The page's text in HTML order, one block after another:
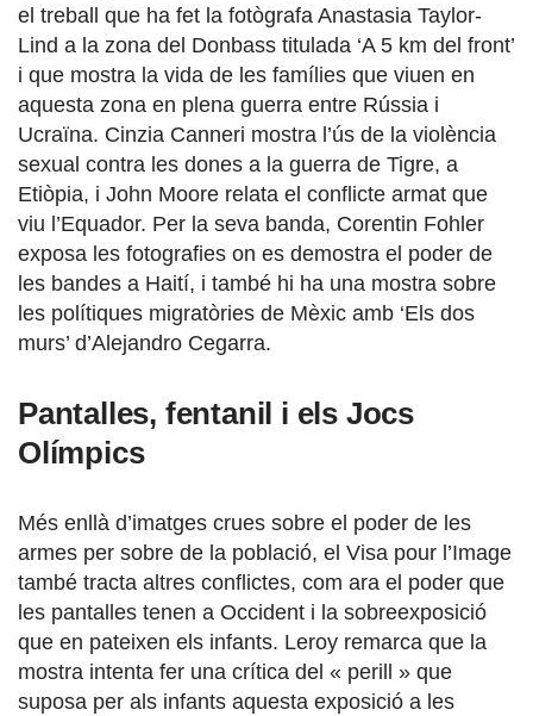
el treball que ha fet la fotògrafa Anastasia Taylor-
Lind a la zona del Donbass titulada ‘A 5 km del front’
i que mostra la vida de les famílies que viuen en
aquesta zona en plena guerra entre Rússia i
Ucraïna. Cinzia Canneri mostra l’ús de la violència
sexual contra les dones a la guerra de Tigre, a
Etiòpia, i John Moore relata el conflicte armat que
viu l’Equador. Per la seva banda, Corentin Fohler
exposa les fotografies on es demostra el poder de
les bandes a Haití, i també hi ha una mostra sobre
les polítiques migratòries de Mèxic amb ‘Els dos
murs’ d’Alejandro Cegarra.
Pantalles, fentanil i els Jocs
Olímpics
Més enllà d’imatges crues sobre el poder de les
armes per sobre de la població, el Visa pour l’Image
també tracta altres conflictes, com ara el poder que
les pantalles tenen a Occident i la sobreexposició
que en pateixen els infants. Leroy remarca que la
mostra intenta fer una crítica del « perill » que
suposa per als infants aquesta exposició a les